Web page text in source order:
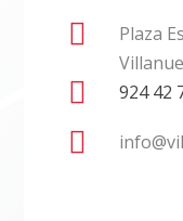

Plaza
 924 42
